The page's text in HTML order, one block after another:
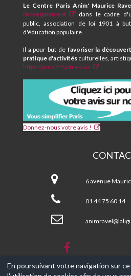
Le Centre Paris Anim' Maurice
l'enseignement
dans le cadre
public, association de loi 1901 à
d'éducation populaire.
Il a pour but de favoriser la
pratique d'activités culturelles,
https://paris.fr/votre-avis
Donnez-nous votre avis !
Centre
Social
MAURICE
6 avenue
01 44 75 60 14
En poursuivant votre navigation sur